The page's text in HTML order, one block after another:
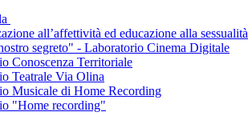
all’affettività ed educazione alla sessualità
segreto" - Laboratorio Cinema Digitale
Conoscenza Territoriale
Teatrale Via Olina
Musicale di Home Recording
"Home recording"